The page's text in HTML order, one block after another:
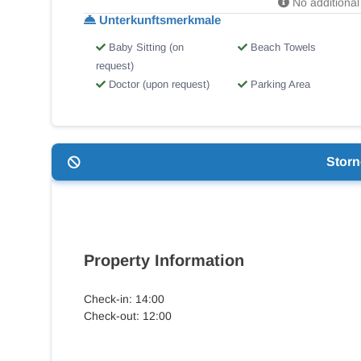
Unterkunftsmerkmale
Baby Sitting (on
request)
Beach Towels
Doctor (upon request) Parking Area
Property Information
Check-in: 14:00
Check-out: 12:00